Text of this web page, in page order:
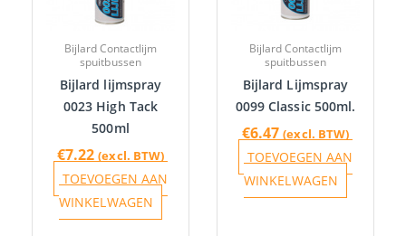
Bijlard Contactlijm
spuitbussen
Bijlard lijmspray
0023 High Tack
500ml
€7.22 (excl. BTW)
TOEVOEGEN AAN
WINKELWAGEN
Bijlard Contactlijm
spuitbussen
Bijlard Lijmspray
0099 Classic 500ml.
€6.47 (excl. BTW)
TOEVOEGEN AAN
WINKELWAGEN